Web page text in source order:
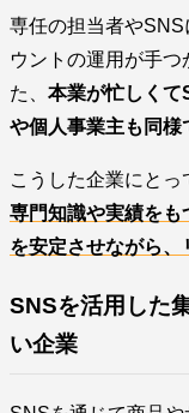
専任の担当者や
ウントの運用が手つ
た、 本業が忙しくて
や個人事業主も同様
こうした企業にとっ
専門知識や実績をも
を安定させながら、
SNSを活用した
い企業